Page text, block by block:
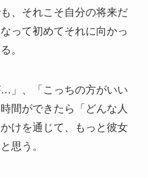
、それこそ自分の将来だ
って初めてそれに向かっ
。
…」、「こっちの方がいい
間ができたら「どんな人
けを通じて、もっと彼女
思う。